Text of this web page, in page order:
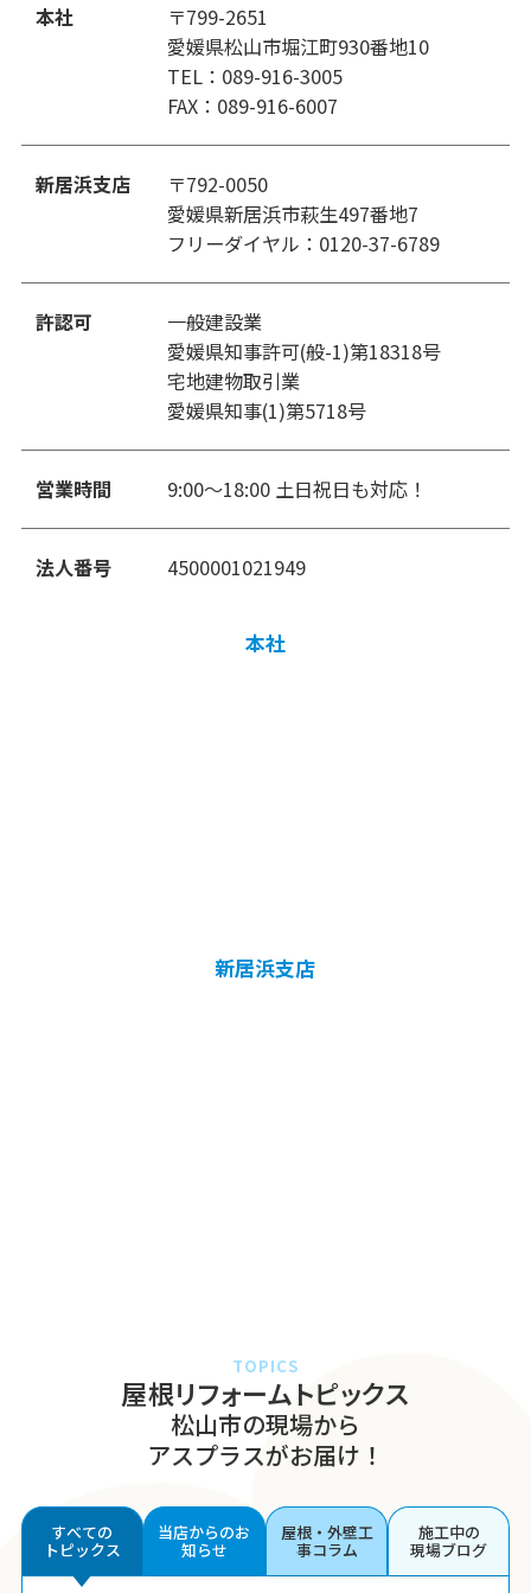
本社
〒799-2651
愛媛県松山市堀江町930番地10
TEL：089-916-3005
FAX：089-916-6007
新居浜支店
〒792-0050
愛媛県新居浜市萩生497番地7
フリーダイヤル：0120-37-6789
許認可
一般建設業
愛媛県知事許可(般-1)第18318号
宅地建物取引業
愛媛県知事(1)第5718号
営業時間 9:00〜18:00 土日祝日も対応！
法人番号 4500001021949
本社
新居浜支店
TOPICS
屋根リフォームトピックス
松山市の現場から
アスプラスがお届け！
すべての
トピックス
当店からのお
知らせ
屋根・外壁工
事コラム
施工中の
現場ブログ